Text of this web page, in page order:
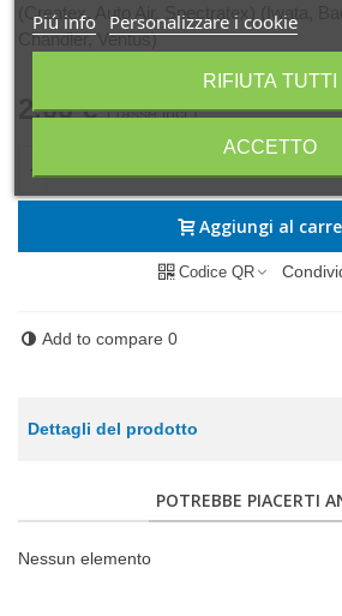
(Createx, Auto Air, Spectratex) (Iwata,
Chandler, Ventus)
2,00 € (Tasse incl.)
-
Aggiungi al
Codice QR
Add to compare 0
Dettagli del prodotto
POTREBBE PIACERTI
Nessun elemento
Piú info Personalizzare i cookie
RIFIUTA TUTTI
ACCETTO